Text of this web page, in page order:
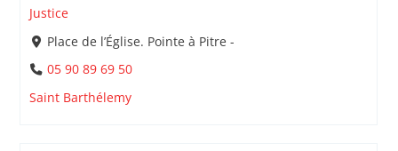
Justice
Place de l’Église. Pointe à Pitre -
05 90 89 69 50
Saint Barthélemy